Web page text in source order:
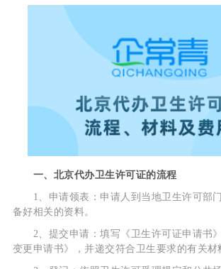
一、北京代办卫生许可证的流程
1、申请领表：申请人到当地卫生许可部
备好相关的资料。
2、提交申请：填写《卫生许可证申请书
变更申请书》，并递交符合卫生要求的有关材